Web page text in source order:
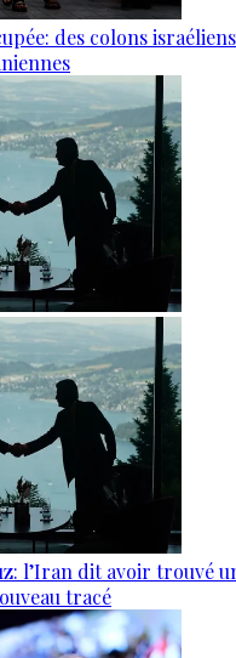
des colons
l’Iran dit avoir trouvé
tracé